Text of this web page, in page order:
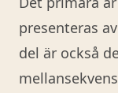
presenteras
del är också